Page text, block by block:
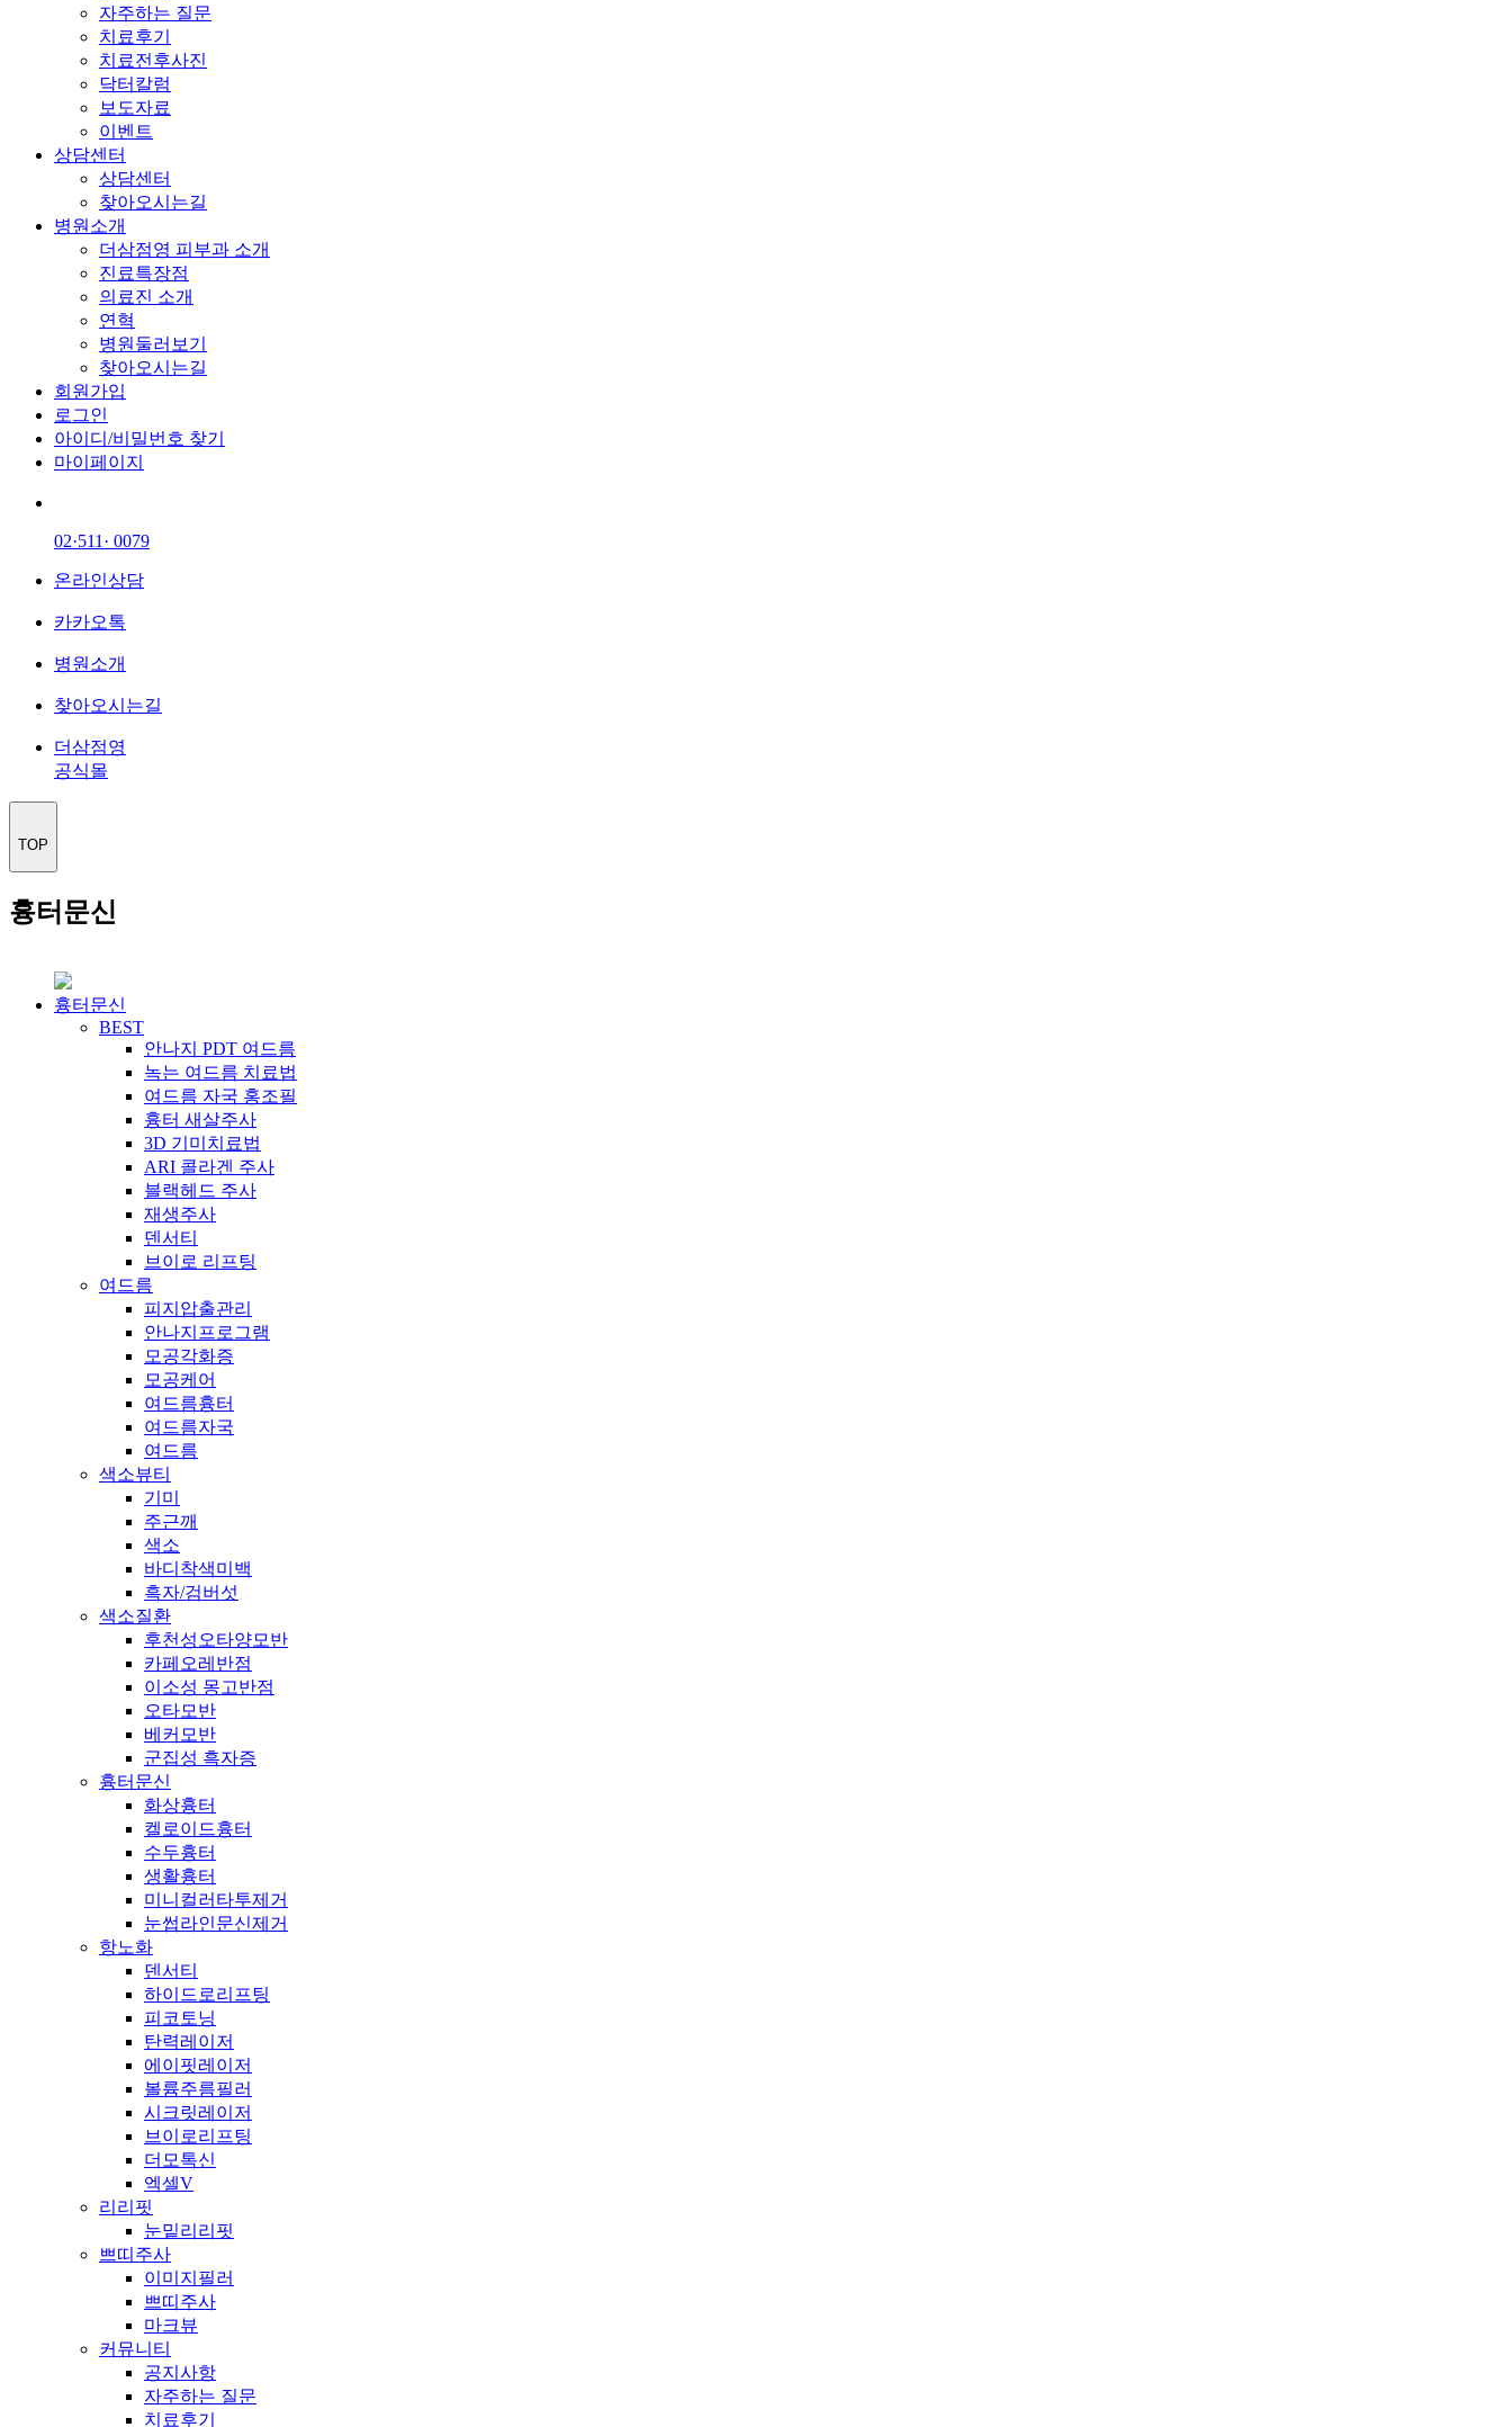
자주하는 질문
치료후기
치료전후사진
닥터칼럼
보도자료
이벤트
상담센터
상담센터
찾아오시는길
병원소개
더삼점영 피부과 소개
진료특장점
의료진 소개
연혁
병원둘러보기
찾아오시는길
회원가입
로그인
아이디/비밀번호 찾기
마이페이지
02·511· 0079
온라인상담
카카오톡
병원소개
찾아오시는길
더삼점영
공식몰
TOP
흉터문신
흉터문신
BEST
안나지 PDT 여드름
녹는 여드름 치료법
여드름 자국 홍조필
흉터 새살주사
3D 기미치료법
ARI 콜라겐 주사
블랙헤드 주사
재생주사
덴서티
브이로 리프팅
여드름
피지압출관리
안나지프로그램
모공각화증
모공케어
여드름흉터
여드름자국
여드름
색소뷰티
기미
주근깨
색소
바디착색미백
흑자/검버섯
색소질환
후천성오타양모반
카페오레반점
이소성 몽고반점
오타모반
베커모반
군집성 흑자증
흉터문신
화상흉터
켈로이드흉터
수두흉터
생활흉터
미니컬러타투제거
눈썹라인문신제거
항노화
덴서티
하이드로리프팅
피코토닝
탄력레이저
에이핏레이저
볼륨주름필러
시크릿레이저
브이로리프팅
더모톡신
엑셀V
리리핏
눈밑리리핏
쁘띠주사
이미지필러
쁘띠주사
마크뷰
커뮤니티
공지사항
자주하는 질문
치료후기